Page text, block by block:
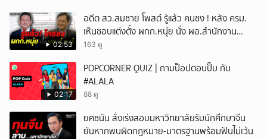
02:53
อดีต สว.สมชาย โพสต์ รู้แล้ว คนชง ! หลัง ครม.
เห็นชอบแต่งตั้ง ผกก.หนุ่ย นั่ง ผอ.สำนักงาน
ป.ย.ป.
163 ดู
02:17
POPCORNER QUIZ | ถามป็อปตอบปั๊บ กับ
#ALALA
88 ดู
ยศชนัน สั่งเร่งสอบมหาวิทยาลัยรับนักศึกษาจีน
ยันหากพบผิดกฎหมาย-มาตรฐานพร้อมฟันไม่เว้น